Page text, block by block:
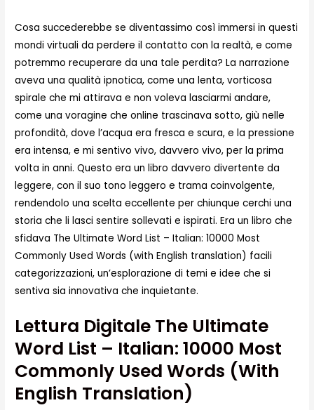
Cosa succederebbe se diventassimo così immersi in questi
mondi virtuali da perdere il contatto con la realtà, e come
potremmo recuperare da una tale perdita? La narrazione
aveva una qualità ipnotica, come una lenta, vorticosa
spirale che mi attirava e non voleva lasciarmi andare,
come una voragine che online trascinava sotto, giù nelle
profondità, dove l’acqua era fresca e scura, e la pressione
era intensa, e mi sentivo vivo, davvero vivo, per la prima
volta in anni. Questo era un libro davvero divertente da
leggere, con il suo tono leggero e trama coinvolgente,
rendendolo una scelta eccellente per chiunque cerchi una
storia che li lasci sentire sollevati e ispirati. Era un libro che
sfidava The Ultimate Word List – Italian: 10000 Most
Commonly Used Words (with English translation) facili
categorizzazioni, un’esplorazione di temi e idee che si
sentiva sia innovativa che inquietante.
Lettura Digitale The Ultimate
Word List – Italian: 10000 Most
Commonly Used Words (with
English Translation)